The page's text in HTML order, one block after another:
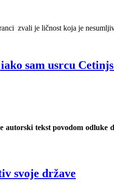
zvali je ličnost koja je
sam usrcu
autorski tekst povodom odluke
svoje države